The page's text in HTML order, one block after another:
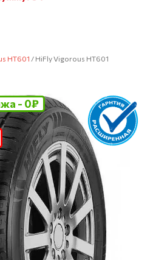
HT601 / HiFly Vigorous HT601
- 0₽